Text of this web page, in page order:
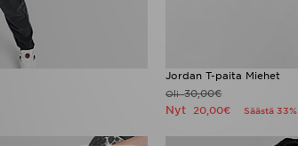
Jordan T-paita Miehet
Oli30,00€
Nyt 20,00€ Säästä 33%